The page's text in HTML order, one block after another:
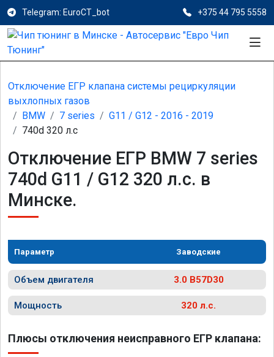
Telegram: EuroCT_bot +375 44 795 5558
Отключение ЕГР клапана системы рециркуляции
выхлопных газов
BMW
7 series
G11 / G12 - 2016 - 2019
740d 320 л.с
Отключение ЕГР BMW 7 series
740d G11 / G12 320 л.с. в
Минске.
Параметр Заводские
Объем двигателя 3.0 B57D30
Мощность 320 л.с.
Плюсы отключения неисправного ЕГР клапана: